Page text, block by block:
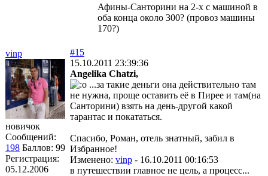
Афины-Санторини на 2-х с машиной в
оба конца около 300? (провоз машины
170?)
vinp
новичок
Сообщений:
198 Баллов: 99
Регистрация:
05.12.2006
#15
15.10.2011 23:39:36
Angelika Chatzi,
...за такие деньги она действительно там
не нужна, проще оставить её в Пирее и там(на
Санторини) взять на день-другой какой
тарантас и покататься.
Спасибо, Роман, отель знатный, забил в
Избранное!
Изменено: vinp - 16.10.2011 00:16:53
в путешествии главное не цель, а процесс...